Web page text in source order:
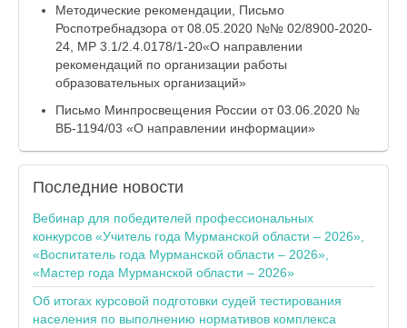
Методические рекомендации, Письмо
Роспотребнадзора от 08.05.2020 №№ 02/8900-2020-
24, МР 3.1/2.4.0178/1-20«О направлении
рекомендаций по организации работы
образовательных организаций»
Письмо Минпросвещения России от 03.06.2020 №
ВБ-1194/03 «О направлении информации»
Последние новости
Вебинар для победителей профессиональных
конкурсов «Учитель года Мурманской области – 2026»,
«Воспитатель года Мурманской области – 2026»,
«Мастер года Мурманской области – 2026»
Об итогах курсовой подготовки судей тестирования
населения по выполнению нормативов комплекса